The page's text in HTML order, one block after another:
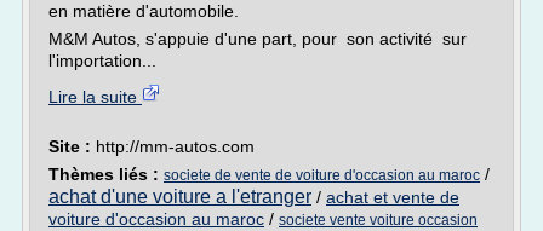
en matière d'automobile.
M&M Autos, s'appuie d'une part, pour son activité sur
l'importation...
Lire la suite
Site : http://mm-autos.com
Thèmes liés : societe de vente de voiture d'occasion au maroc /
achat d'une voiture a l'etranger / achat et vente de
voiture d'occasion au maroc / societe vente voiture occasion